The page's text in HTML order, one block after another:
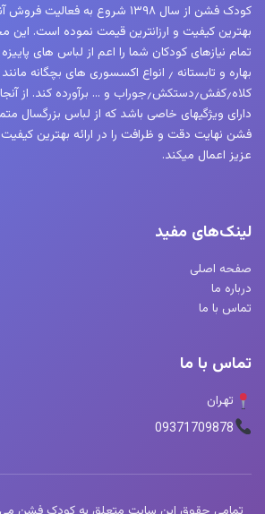
کودک فشن از سال ۱۳۹۸ شروع به
بهترین کیفیت و ارزانترین قیمت نموده است.
بهاره و تابستانه ٫ انواع اکسسوری های بچگانه مانند
کلاه٫کفش٫دستکش٫جوراب و … برآورده
دارای ویژگیهای خاصی باشد که از لباس بزرگسال
فشن نهایت دقت و ظرافت را در ارائه بهترین
عزیز اعمال میکند.
لینک‌های مفید
صفحه اصلی
درباره ما
تماس با ما
تماس با ما
تهران
09371709878